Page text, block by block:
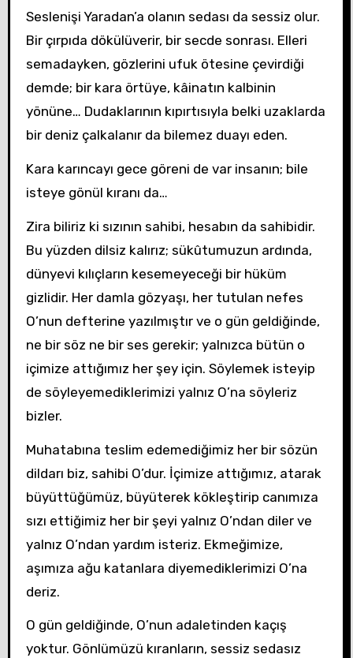
Seslenişi Yaradan’a olanın sedası da sessiz olur.
Bir çırpıda dökülüverir, bir secde sonrası. Elleri
semadayken, gözlerini ufuk ötesine çevirdiği
demde; bir kara örtüye, kâinatın kalbinin
yönüne… Dudaklarının kıpırtısıyla belki uzaklarda
bir deniz çalkalanır da bilemez duayı eden.
Kara karıncayı gece göreni de var insanın; bile
isteye gönül kıranı da…
Zira biliriz ki sızının sahibi, hesabın da sahibidir.
Bu yüzden dilsiz kalırız; sükûtumuzun ardında,
dünyevi kılıçların kesemeyeceği bir hüküm
gizlidir. Her damla gözyaşı, her tutulan nefes
O’nun defterine yazılmıştır ve o gün geldiğinde,
ne bir söz ne bir ses gerekir; yalnızca bütün o
içimize attığımız her şey için. Söylemek isteyip
de söyleyemediklerimizi yalnız O’na söyleriz
bizler.
Muhatabına teslim edemediğimiz her bir sözün
dildarı biz, sahibi O’dur. İçimize attığımız, atarak
büyüttüğümüz, büyüterek kökleştirip canımıza
sızı ettiğimiz her bir şeyi yalnız O’ndan diler ve
yalnız O’ndan yardım isteriz. Ekmeğimize,
aşımıza ağu katanlara diyemediklerimizi O’na
deriz.
O gün geldiğinde, O’nun adaletinden kaçış
yoktur. Gönlümüzü kıranların, sessiz sedasız